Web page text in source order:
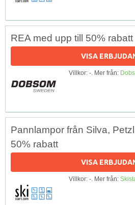
REA med upp till 50% rabatt
VISA
Villkor: -. Mer från:
Pannlampor från Silva,
50% rabatt
VISA
Villkor: -. Mer från: